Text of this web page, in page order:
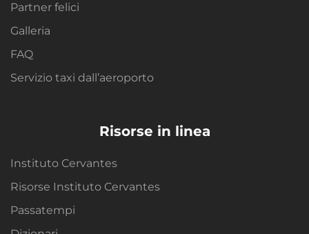
Partner felici
Galleria
FAQ
Servizio taxi dall’aeroporto
Risorse in linea
Instituto Cervantes
Risorse Instituto Cervantes
Passatempi